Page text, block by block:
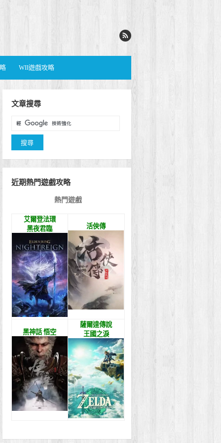
WII遊戲攻略
文章搜尋
近期熱門遊戲攻略
熱門遊戲
艾爾登法環
黑夜君臨
活俠傳
黑神話 悟空
薩爾達傳說
王國之淚